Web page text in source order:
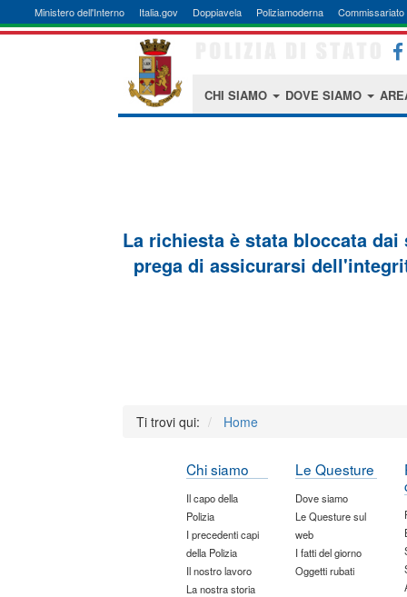
Ministero dell'Interno Italia.gov Doppiavela Poliziamoderna Commissariato
CHI SIAMO DOVE SIAMO
La richiesta è stata bloccata
prega di assicurarsi
Ti trovi qui: Home
Chi siamo
Il capo della
Polizia
I precedenti capi
della Polizia
Il nostro lavoro
La nostra storia
Le Questure
Dove siamo
Le Questure sul
web
I fatti del giorno
Oggetti rubati